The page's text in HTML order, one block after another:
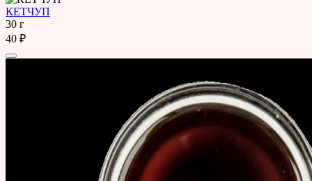
КЕТЧУП
30 г
40 ₽